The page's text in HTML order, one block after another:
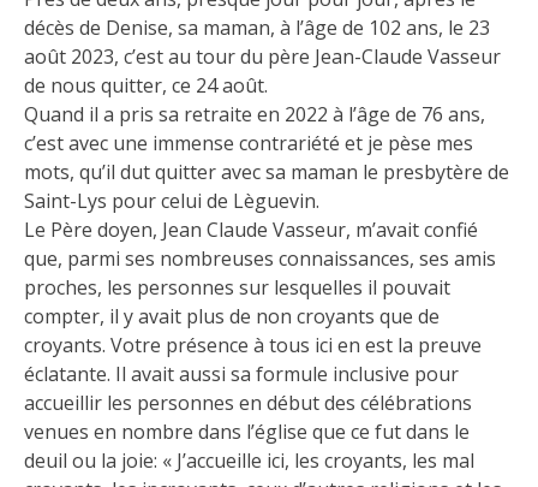
décès de Denise, sa maman, à l’âge de 102 ans, le 23
août 2023, c’est au tour du père Jean-Claude Vasseur
de nous quitter, ce 24 août.
Quand il a pris sa retraite en 2022 à l’âge de 76 ans,
c’est avec une immense contrariété et je pèse mes
mots, qu’il dut quitter avec sa maman le presbytère de
Saint-Lys pour celui de Lèguevin.
Le Père doyen, Jean Claude Vasseur, m’avait confié
que, parmi ses nombreuses connaissances, ses amis
proches, les personnes sur lesquelles il pouvait
compter, il y avait plus de non croyants que de
croyants. Votre présence à tous ici en est la preuve
éclatante. Il avait aussi sa formule inclusive pour
accueillir les personnes en début des célébrations
venues en nombre dans l’église que ce fut dans le
deuil ou la joie: « J’accueille ici, les croyants, les mal